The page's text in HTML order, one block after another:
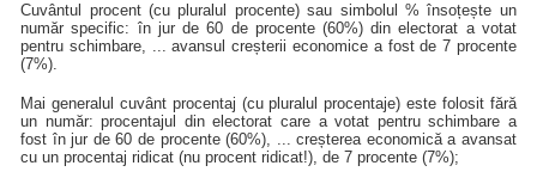
Cuvântul procent (cu pluralul procente) sau simbolul % însoțește un
număr specific: în jur de 60 de procente (60%) din electorat a votat
pentru schimbare, ... avansul creșterii economice a fost de 7 procente
(7%).
Mai generalul cuvânt procentaj (cu pluralul procentaje) este folosit fără
un număr: procentajul din electorat care a votat pentru schimbare a
fost în jur de 60 de procente (60%), ... creșterea economică a avansat
cu un procentaj ridicat (nu procent ridicat!), de 7 procente (7%);